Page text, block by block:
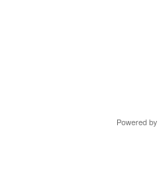
Powered by